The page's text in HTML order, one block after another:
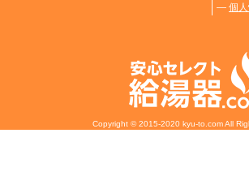
― 個
Copyright © 2015-2020 kyu-to.com All